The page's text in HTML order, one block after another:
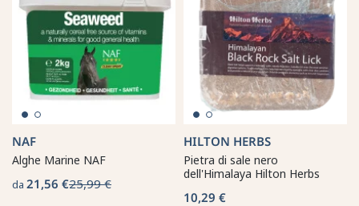
NAF
Alghe Marine NAF
da 21,56 €25,99 €
HILTON HERBS
Pietra di sale nero
dell'Himalaya Hilton Herbs
10,29 €